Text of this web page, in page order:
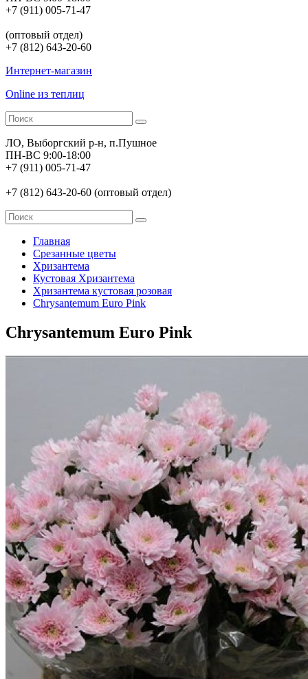
+7 (911) 005-71-47
(оптовый отдел)
+7 (812) 643-20-60
Интернет-магазин
Online из теплиц
ЛО, Выборгский р-н, п.Пушное
ПН-ВС 9:00-18:00
+7 (911) 005-71-47
+7 (812) 643-20-60 (оптовый отдел)
Главная
Срезанные цветы
Хризантема
Кустовая Хризантема
Хризантема кустовая розовая
Chrysantemum Euro Pink
Chrysantemum Euro Pink